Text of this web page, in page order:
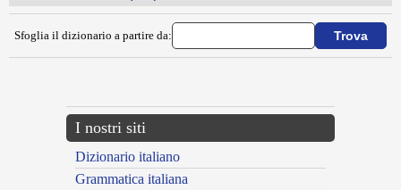
Sfoglia il dizionario a partire da:
I nostri siti
Dizionario italiano
Grammatica italiana